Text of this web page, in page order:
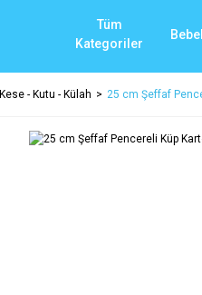
Tüm
Kategoriler
Kese - Kutu - Külah 25 cm Şeffaf